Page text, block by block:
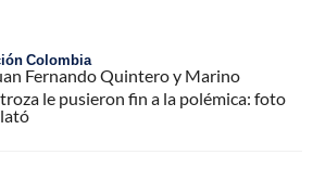
Colombia
Fernando Quintero y Marino
le pusieron fin a la polémica: foto